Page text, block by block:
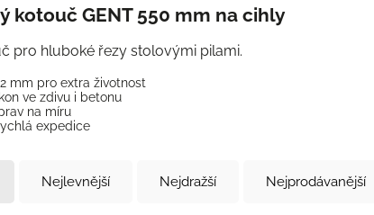
kotouč GENT 550 mm na cihly
pro hluboké řezy stolovými pilami.
mm pro extra životnost
ve zdivu i betonu
na míru
expedice
Nejlevnější Nejdražší Nejprodávanější